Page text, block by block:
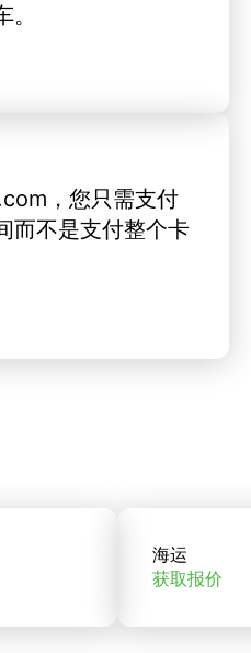
，您只需支付
而不是支付整个卡
海运
获取报价